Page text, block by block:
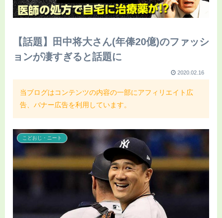
【話題】田中将大さん(年俸20億)のファッシ
ョンが凄すぎると話題に
2020.02.16
当ブログはコンテンツの内容の一部にアフィリエイト広
告、バナー広告を利用しています。
こどおじ・ニート